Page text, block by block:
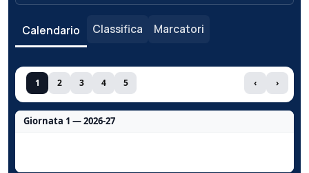
Calendario Classifica Marcatori
1 2 3 4 5 ‹ ›
Giornata 1 — 2026-27